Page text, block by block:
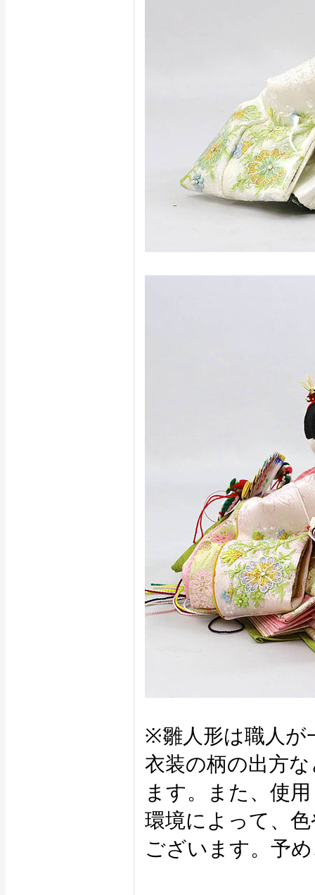
※雛人形は職人が
衣装の柄の出方
ます。また、使
環境によって、
ございます。予